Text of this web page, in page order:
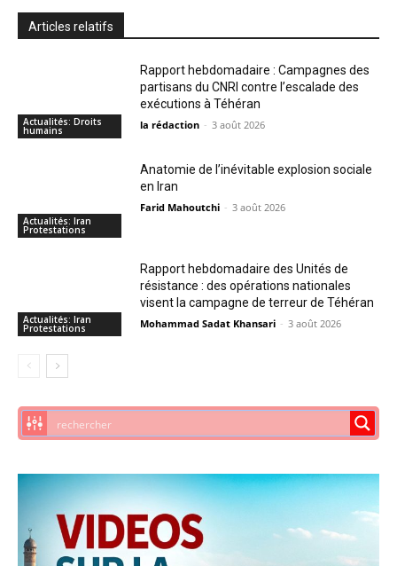
Articles relatifs
Actualités: Droits
humains
Rapport hebdomadaire : Campagnes des
partisans du CNRI contre l’escalade des
exécutions à Téhéran
la rédaction - 3 août 2026
Actualités: Iran
Protestations
Anatomie de l’inévitable explosion sociale
en Iran
Farid Mahoutchi - 3 août 2026
Actualités: Iran
Protestations
Rapport hebdomadaire des Unités de
résistance : des opérations nationales
visent la campagne de terreur de Téhéran
Mohammad Sadat Khansari - 3 août 2026